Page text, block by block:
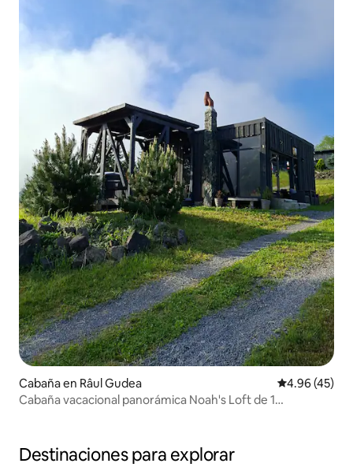
Cabaña en Râul Gudea Calificación
4.96 (45)
Cabaña vacacional panorámica Noah's Loft de 1
Destinaciones para explorar